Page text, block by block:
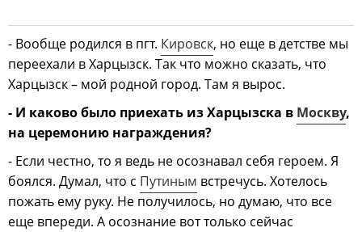
- Вообще родился в пгт. Кировск, но еще в детстве мы
переехали в Харцызск. Так что можно сказать, что
Харцызск – мой родной город. Там я вырос.
- И каково было приехать из Харцызска в Москву,
на церемонию награждения?
- Если честно, то я ведь не осознавал себя героем. Я
боялся. Думал, что с Путиным встречусь. Хотелось
пожать ему руку. Не получилось, но думаю, что все
еще впереди. А осознание вот только сейчас